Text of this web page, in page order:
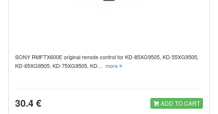
SONY RMFTX600E original remote control for KD-85XG9505, KD-55XG9505,
KD-65XG9505, KD-75XG9505, KD… more
30.4 € ADD TO CART